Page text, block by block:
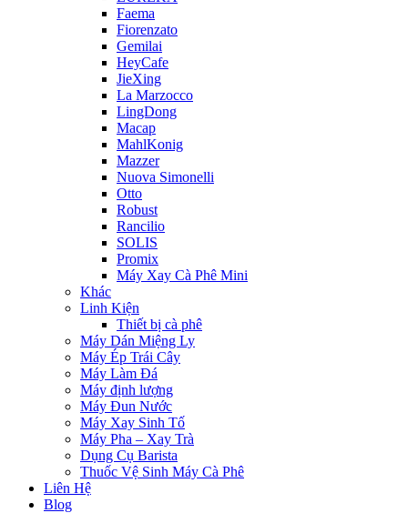
Faema
Fiorenzato
Gemilai
HeyCafe
JieXing
La Marzocco
LingDong
Macap
MahlKonig
Mazzer
Nuova Simonelli
Otto
Robust
Rancilio
SOLIS
Promix
Máy Xay Cà Phê Mini
Khác
Linh Kiện
Thiết bị cà phê
Máy Dán Miệng Ly
Máy Ép Trái Cây
Máy Làm Đá
Máy định lượng
Máy Đun Nước
Máy Xay Sinh Tố
Máy Pha – Xay Trà
Dụng Cụ Barista
Thuốc Vệ Sinh Máy Cà Phê
Liên Hệ
Blog